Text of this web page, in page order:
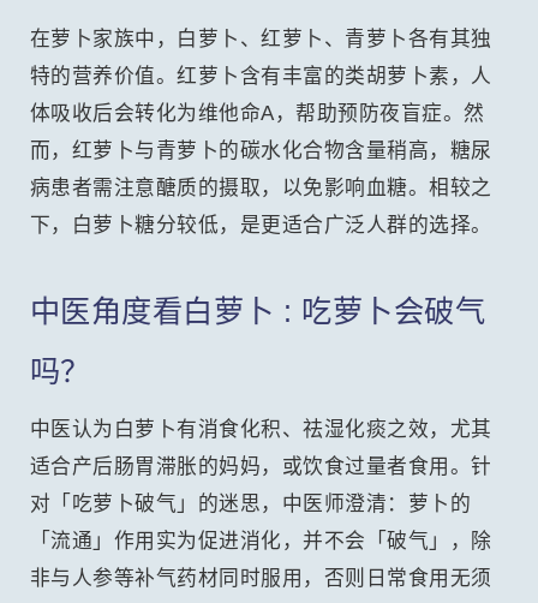
在萝卜家族中，白萝卜、红萝卜、青萝卜各有其独
特的营养价值。红萝卜含有丰富的类胡萝卜素，人
体吸收后会转化为维他命A，帮助预防夜盲症。然
而，红萝卜与青萝卜的碳水化合物含量稍高，糖尿
病患者需注意醣质的摄取，以免影响血糖。相较之
下，白萝卜糖分较低，是更适合广泛人群的选择。
中医角度看白萝卜 : 吃萝卜会破气
吗？
中医认为白萝卜有消食化积、祛湿化痰之效，尤其
适合产后肠胃滞胀的妈妈，或饮食过量者食用。针
对「吃萝卜破气」的迷思，中医师澄清：萝卜的
「流通」作用实为促进消化，并不会「破气」，除
非与人参等补气药材同时服用，否则日常食用无须